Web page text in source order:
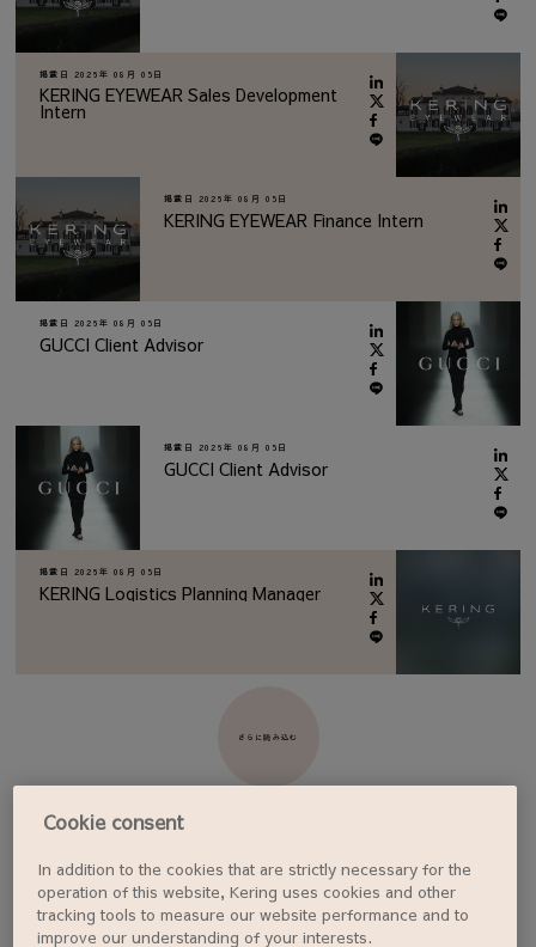
掲載日 2026年 08月 05日
KERING EYEWEAR Sales Development
Intern
掲載日 2026年 08月 05日
KERING EYEWEAR Finance Intern
掲載日 2026年 08月 05日
GUCCI Client Advisor
掲載日 2026年 08月 05日
GUCCI Client Advisor
掲載日 2026年 08月 05日
KERING Logistics Planning Manager
さらに読み込む
ジョブアラートを設定する
Cookie consent
In addition to the cookies that are strictly necessary for the
operation of this website, Kering uses cookies and other
tracking tools to measure our website performance and to
improve our understanding of your interests.